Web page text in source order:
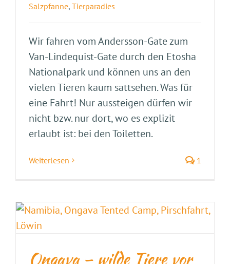
Salzpfanne, Tierparadies
Wir fahren vom Andersson-Gate zum
Van-Lindequist-Gate durch den Etosha
Nationalpark und können uns an den
vielen Tieren kaum sattsehen. Was für
eine Fahrt! Nur aussteigen dürfen wir
nicht bzw. nur dort, wo es explizit
erlaubt ist: bei den Toiletten.
Weiterlesen 1
Ongava – wilde Tiere vor